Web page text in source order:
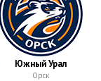
Южный Урал
Орск